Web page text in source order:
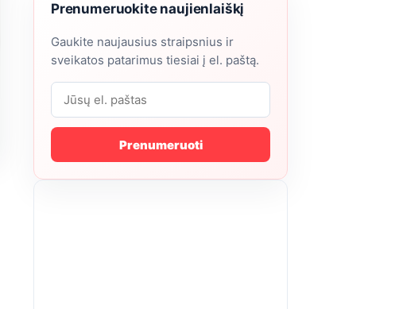
Prenumeruokite naujienlaiškį
Gaukite naujausius straipsnius ir
sveikatos patarimus tiesiai į el. paštą.
Prenumeruoti